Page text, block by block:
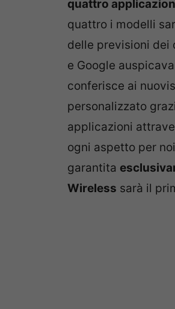
quattro
quattro i modelli
delle previsioni dei
e Google
conferisce ai
personalizzato
applicazioni
ogni aspetto per
garantita
Wireless sarà il